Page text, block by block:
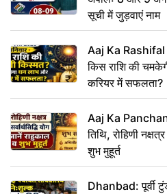
सूची में जुड़वाएं नाम
Aaj Ka
किस राशि की
करियर में सफलता?
Aaj Ka
तिथि, रोहिणी
शुभ मुहूर्त
Dhanbad: पूर्वी